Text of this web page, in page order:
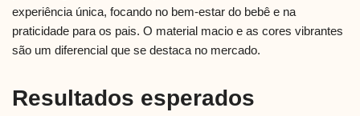
experiência única, focando no bem-estar do bebê e na
praticidade para os pais. O material macio e as cores vibrantes
são um diferencial que se destaca no mercado.
Resultados esperados